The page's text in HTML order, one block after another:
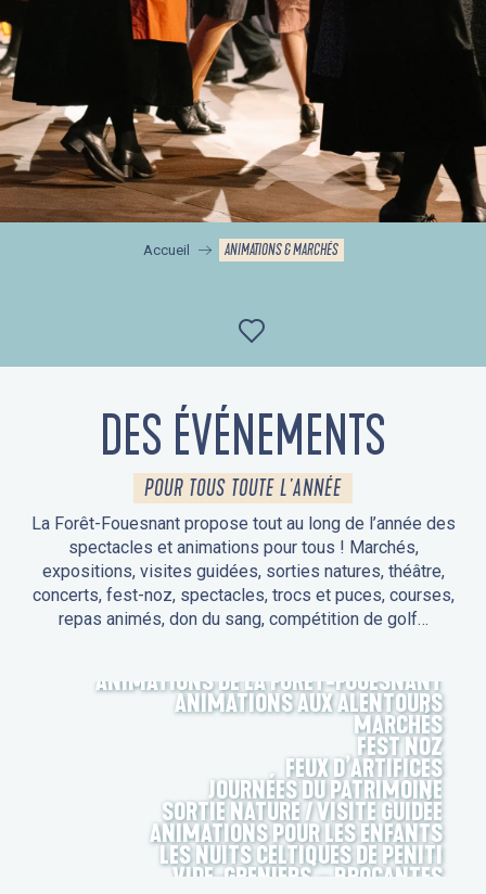
Accueil ANIMATIONS & MARCHÉS
Ajouter aux
DES ÉVÉNEMENTS
POUR TOUS TOUTE L'ANNÉE
La Forêt-Fouesnant propose tout au long de l’année des
spectacles et animations pour tous ! Marchés,
expositions, visites guidées, sorties natures, théâtre,
concerts, fest-noz, spectacles, trocs et puces, courses,
repas animés, don du sang, compétition de golf…
ANIMATIONS DE LA FORÊT-FOUESNANT
ANIMATIONS AUX ALENTOURS
MARCHÉS
FEST NOZ
FEUX D’ARTIFICES
JOURNÉES DU PATRIMOINE
SORTIE NATURE / VISITE GUIDÉE
ANIMATIONS POUR LES ENFANTS
LES NUITS CELTIQUES DE PENITI
VIDE-GRENIERS – BROCANTES